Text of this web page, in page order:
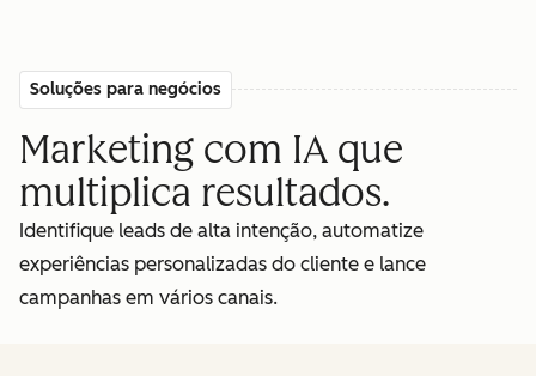
Soluções para negócios
Marketing com IA que
multiplica resultados.
Identifique leads de alta intenção, automatize
experiências personalizadas do cliente e lance
campanhas em vários canais.